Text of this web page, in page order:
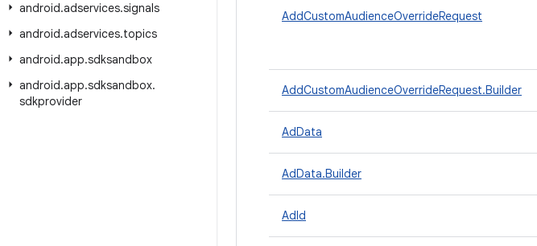
android.adservices.signals
android.adservices.topics
android.app.sdksandbox
android.app.sdksandbox.
sdkprovider
AddCustomAudienceOverrideRequest
AddCustomAudienceOverrideRequest.Builder
AdData
AdData.Builder
AdId